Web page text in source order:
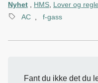
Nyhet
HMS Lover og
AC
f-gass
Fant du ikke det du